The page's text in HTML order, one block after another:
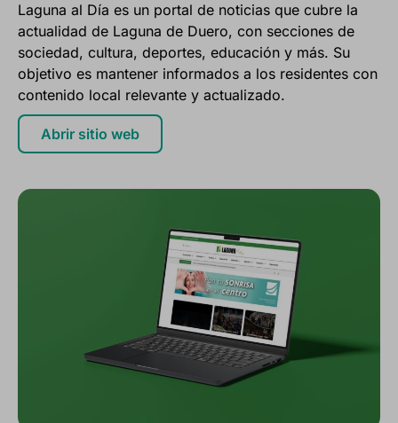
Laguna al Día es un portal de noticias que cubre la
actualidad de Laguna de Duero, con secciones de
sociedad, cultura, deportes, educación y más. Su
objetivo es mantener informados a los residentes con
contenido local relevante y actualizado.
Abrir sitio web